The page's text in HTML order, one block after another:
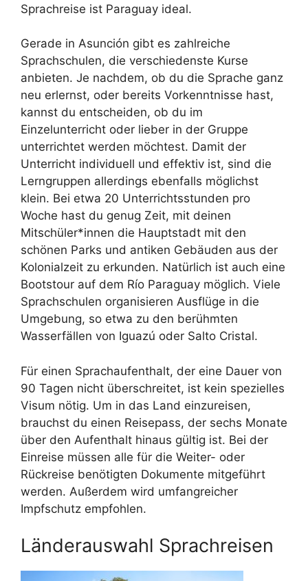
Sprachreise ist Paraguay ideal.
Gerade in Asunción gibt es zahlreiche
Sprachschulen, die verschiedenste Kurse
anbieten. Je nachdem, ob du die Sprache ganz
neu erlernst, oder bereits Vorkenntnisse hast,
kannst du entscheiden, ob du im
Einzelunterricht oder lieber in der Gruppe
unterrichtet werden möchtest. Damit der
Unterricht individuell und effektiv ist, sind die
Lerngruppen allerdings ebenfalls möglichst
klein. Bei etwa 20 Unterrichtsstunden pro
Woche hast du genug Zeit, mit deinen
Mitschüler*innen die Hauptstadt mit den
schönen Parks und antiken Gebäuden aus der
Kolonialzeit zu erkunden. Natürlich ist auch eine
Bootstour auf dem Río Paraguay möglich. Viele
Sprachschulen organisieren Ausflüge in die
Umgebung, so etwa zu den berühmten
Wasserfällen von Iguazú oder Salto Cristal.
Für einen Sprachaufenthalt, der eine Dauer von
90 Tagen nicht überschreitet, ist kein spezielles
Visum nötig. Um in das Land einzureisen,
brauchst du einen Reisepass, der sechs Monate
über den Aufenthalt hinaus gültig ist. Bei der
Einreise müssen alle für die Weiter- oder
Rückreise benötigten Dokumente mitgeführt
werden. Außerdem wird umfangreicher
Impfschutz empfohlen.
Länderauswahl Sprachreisen